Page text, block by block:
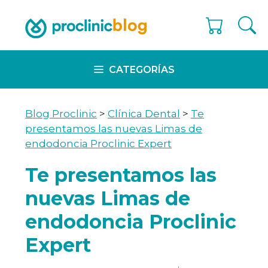
content
CATEGORÍAS
Blog Proclinic > Clínica Dental > Te
presentamos las nuevas Limas de
endodoncia Proclinic Expert
Te presentamos las
nuevas Limas de
endodoncia Proclinic
Expert